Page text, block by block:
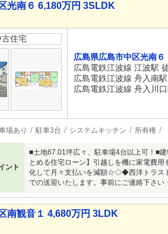
光南６ 6,180万円 3SLDK
古住宅
広島県広島市中区光南６
広島電鉄江波線 江波駅
広島電鉄江波線 舟入南
広島電鉄江波線 舟入川
場あり 駐車3台 システムキッチン 所有権
ント
■土地67.01坪広々、駐車場4台以上可！■
とめる住宅ローン】引越しを機に家電費
化して月々支払いを減額☆◇◆西洋トラス
での送迎いたします。事前にご連絡下さ
南観音１ 4,680万円 3LDK